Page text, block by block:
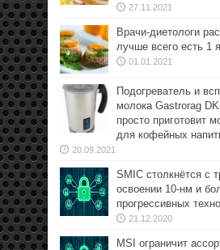
27.11.2021
Врачи-диетологи
лучше всего есть 1
01.01.2021
Подогреватель и
молока Gastrorag
просто приготовит
для кофейных
20.09.2021
SMIC столкнётся с
освоении 10-нм и
прогрессивных
21.12.2020
MSI ограничит